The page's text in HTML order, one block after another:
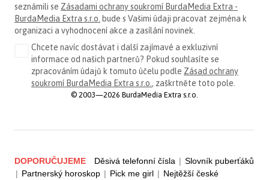
seznámili se Zásadami ochrany soukromí BurdaMedia Extra -
BurdaMedia Extra s.r.o. bude s Vašimi údaji pracovat zejména k
organizaci a vyhodnocení akce a zasílání novinek.
Chcete navíc dostávat i další zajímavé a exkluzivní
informace od našich partnerů? Pokud souhlasíte se
zpracováním údajů k tomuto účelu podle Zásad ochrany
soukromí BurdaMedia Extra s.r.o. , zaškrtněte toto pole.
© 2003—2026 BurdaMedia Extra s.r.o.
DOPORUČUJEME Děsivá telefonní čísla | Slovník puberťáků
| Partnerský horoskop | Pick me girl | Nejtěžší české